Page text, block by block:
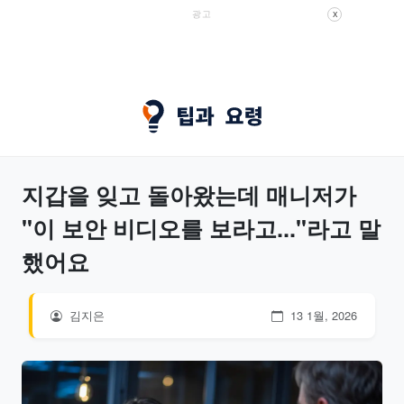
광고 X
지갑을 잊고 돌아왔는데 매니저가
"이 보안 비디오를 보라고..."라고 말
했어요
김지은 13 1월, 2026